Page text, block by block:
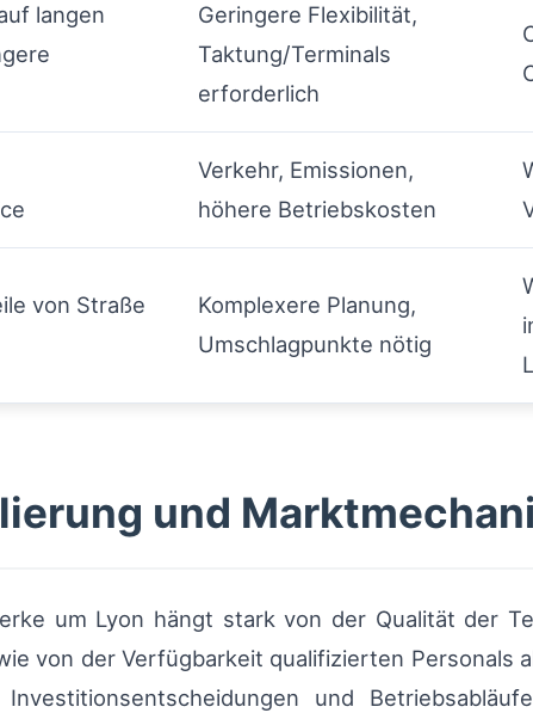
langen
Geringere Flexibilität,
Taktung/Terminals
erforderlich
Verkehr, Emissionen,
höhere Betriebskosten
von Straße
Komplexere Planung,
Umschlagpunkte nötig
und
um Lyon hängt stark von der Qualität der
von der Verfügbarkeit qualifizierten Personals
und